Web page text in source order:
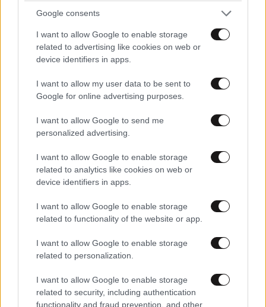
Google consents
I want to allow Google to enable storage
related to advertising like cookies on web or
device identifiers in apps.
I want to allow my user data to be sent to
Google for online advertising purposes.
I want to allow Google to send me
personalized advertising.
I want to allow Google to enable storage
related to analytics like cookies on web or
device identifiers in apps.
I want to allow Google to enable storage
related to functionality of the website or app.
I want to allow Google to enable storage
related to personalization.
I want to allow Google to enable storage
related to security, including authentication
functionality and fraud prevention, and other